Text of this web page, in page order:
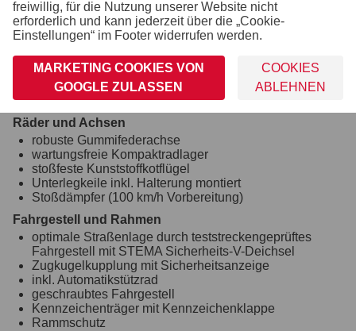
abschließbarer Drehstangenverschluss
Rangiergriff
8 Ringschrauben im Aluprofil integriert (variabel
verstellbar)
Zahlreiche Verzurrmöglichkeiten
Räder und Achsen
robuste Gummifederachse
wartungsfreie Kompaktradlager
stoßfeste Kunststoffkotflügel
Unterlegkeile inkl. Halterung montiert
Stoßdämpfer (100 km/h Vorbereitung)
Fahrgestell und Rahmen
optimale Straßenlage durch teststreckengeprüftes
Fahrgestell mit STEMA Sicherheits-V-Deichsel
Zugkugelkupplung mit Sicherheitsanzeige
inkl. Automatikstützrad
geschraubtes Fahrgestell
Kennzeichenträger mit Kennzeichenklappe
Rammschutz
freiwillig, für die Nutzung unserer Website nicht
erforderlich und kann jederzeit über die „Cookie-
Einstellungen“ im Footer widerrufen werden.
MARKETING COOKIES VON
GOOGLE ZULASSEN
COOKIES
ABLEHNEN